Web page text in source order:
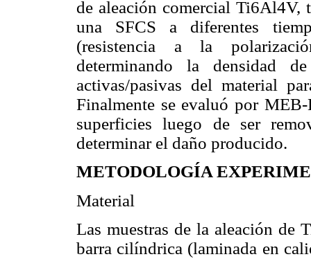
de aleación comercial Ti6Al4V,
una SFCS a diferentes
(resistencia a la
determinando la densidad
activas/pasivas del material
Finalmente se evaluó por
superficies luego de ser
determinar el daño producido.
METODOLOGÍA
Material
Las muestras de la aleación de
barra cilíndrica (laminada en